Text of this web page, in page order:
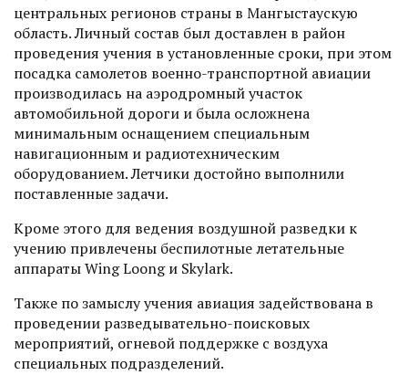
центральных регионов страны в Мангыстаускую
область. Личный состав был доставлен в район
проведения учения в установленные сроки, при этом
посадка самолетов военно-транспортной авиации
производилась на аэродромный участок
автомобильной дороги и была осложнена
минимальным оснащением специальным
навигационным и радиотехническим
оборудованием. Летчики достойно выполнили
поставленные задачи.
Кроме этого для ведения воздушной разведки к
учению привлечены беспилотные летательные
аппараты Wing Loong и Skylark.
Также по замыслу учения авиация задействована в
проведении разведывательно-поисковых
мероприятий, огневой поддержке с воздуха
специальных подразделений.